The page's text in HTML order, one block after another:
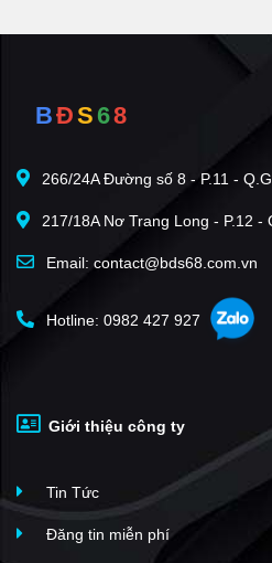
BĐS68
266/24A Đường số 8 - P.11 -
217/18A Nơ Trang Long - P.12 -
Email: contact@bds68.com.vn
Hotline: 0982 427 927
Giới thiệu công ty
Tin Tức
Đăng tin miễn phí